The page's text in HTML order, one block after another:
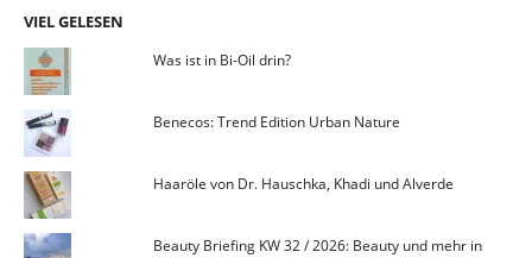
VIEL GELESEN
Was ist in Bi-Oil drin?
Benecos: Trend Edition Urban Nature
Haaröle von Dr. Hauschka, Khadi und Alverde
Beauty Briefing KW 32 / 2026: Beauty und mehr in